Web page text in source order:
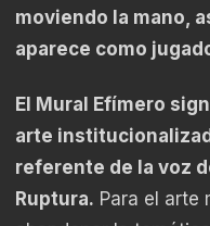
moviendo la mano,
aparece como
El Mural Efímero
arte
referente de la voz
Ruptura. Para el arte